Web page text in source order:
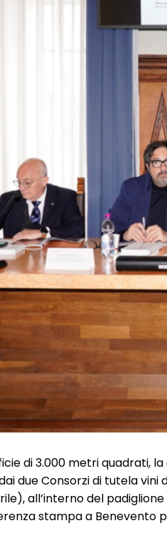
di 3.000 metri quadrati,
due Consorzi di tutela vini
all’interno del
stampa a Benevento